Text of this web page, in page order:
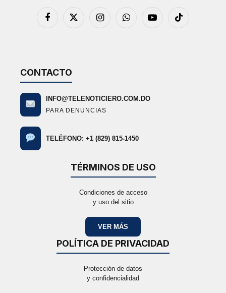
Facebook
X
InstagramWhatsAppYouTubeTikTok
CONTACTO
INFO@TELENOTICIERO.COM.DO
PARA DENUNCIAS
TELÉFONO: +1 (829) 815-1450
TÉRMINOS DE USO
Condiciones de acceso
y uso del sitio
VER MÁS
POLÍTICA DE PRIVACIDAD
Protección de datos
y confidencialidad